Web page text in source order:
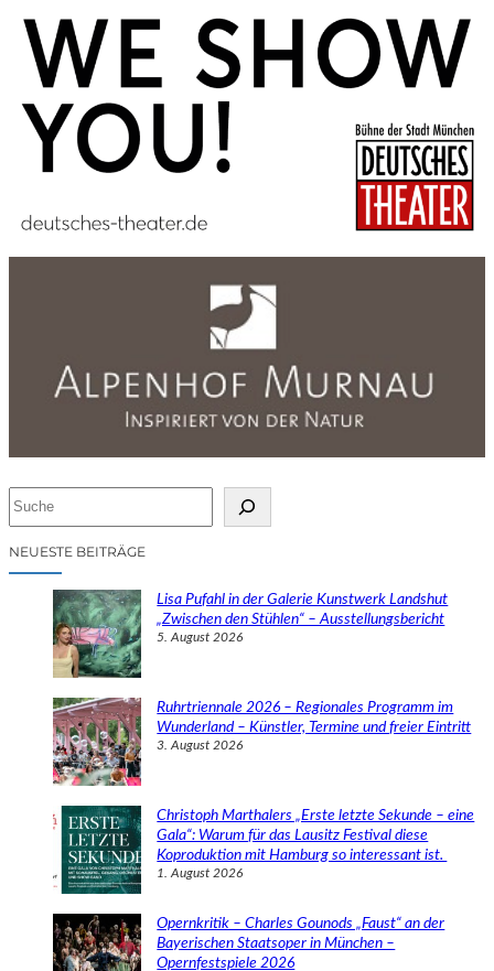
cNEUESTE BEITRÄGE
Lisa Pufahl in der Galerie Kunstwerk Landshut
„Zwischen den Stühlen“ – Ausstellungsbericht
5. August 2026
Ruhrtriennale 2026 – Regionales Programm im
Wunderland – Künstler, Termine und freier Eintritt
3. August 2026
Christoph Marthalers „Erste letzte Sekunde – eine
Gala“: Warum für das Lausitz Festival diese
Koproduktion mit Hamburg so interessant ist.
1. August 2026
Opernkritik – Charles Gounods „Faust“ an der
Bayerischen Staatsoper in München –
Opernfestspiele 2026